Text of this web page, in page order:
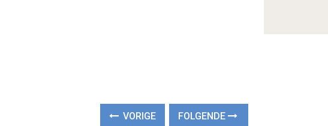
VORIGE FOLGENDE